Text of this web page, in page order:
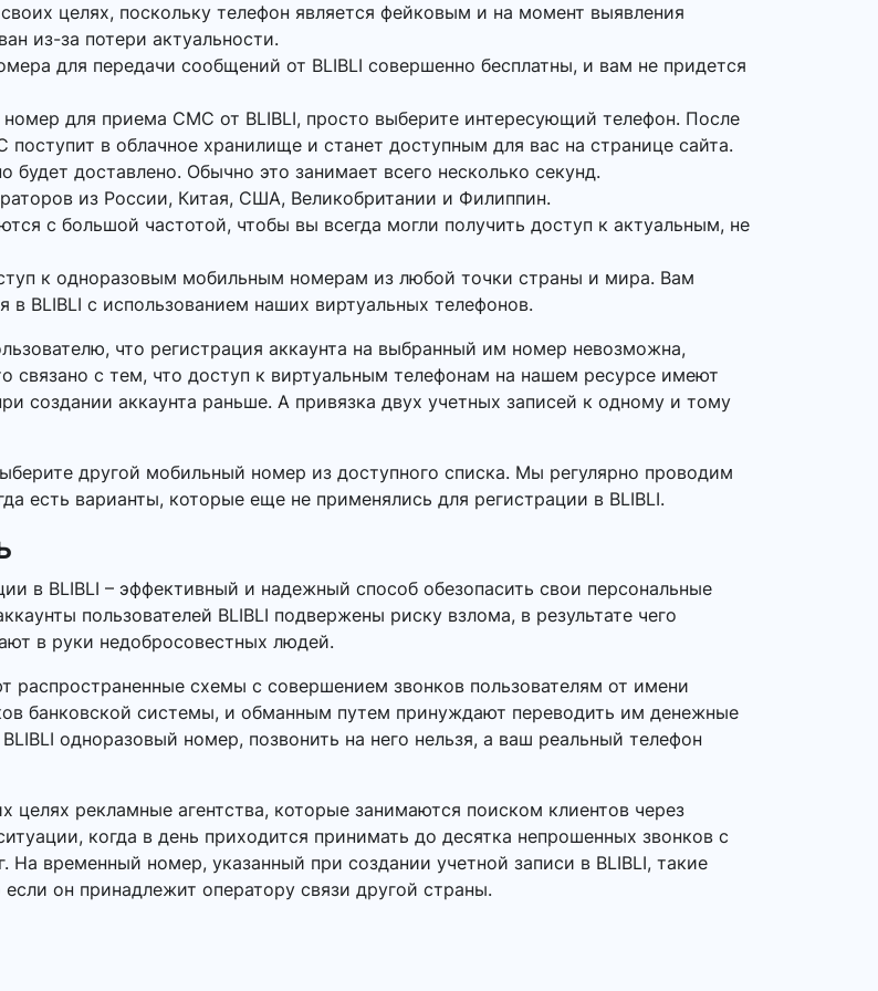
целях, поскольку телефон является фейковым и на момент выявления
из-за потери актуальности.
для передачи сообщений от BLIBLI совершенно бесплатны, и вам не придется
для приема СМС от BLIBLI, просто выберите интересующий телефон. После
в облачное хранилище и станет доступным для вас на странице сайта.
доставлено. Обычно это занимает всего несколько секунд.
из России, Китая, США, Великобритании и Филиппин.
с большой частотой, чтобы вы всегда могли получить доступ к актуальным, не
к одноразовым мобильным номерам из любой точки страны и мира. Вам
в BLIBLI с использованием наших виртуальных телефонов.
что регистрация аккаунта на выбранный им номер невозможна,
связано с тем, что доступ к виртуальным телефонам на нашем ресурсе имеют
создании аккаунта раньше. А привязка двух учетных записей к одному и тому
другой мобильный номер из доступного списка. Мы регулярно проводим
есть варианты, которые еще не применялись для регистрации в BLIBLI.
в BLIBLI – эффективный и надежный способ обезопасить свои персональные
пользователей BLIBLI подвержены риску взлома, в результате чего
в руки недобросовестных людей.
схемы с совершением звонков пользователям от имени
банковской системы, и обманным путем принуждают переводить им денежные
одноразовый номер, позвонить на него нельзя, а ваш реальный телефон
рекламные агентства, которые занимаются поиском клиентов через
когда в день приходится принимать до десятка непрошенных звонков с
временный номер, указанный при создании учетной записи в BLIBLI, такие
он принадлежит оператору связи другой страны.